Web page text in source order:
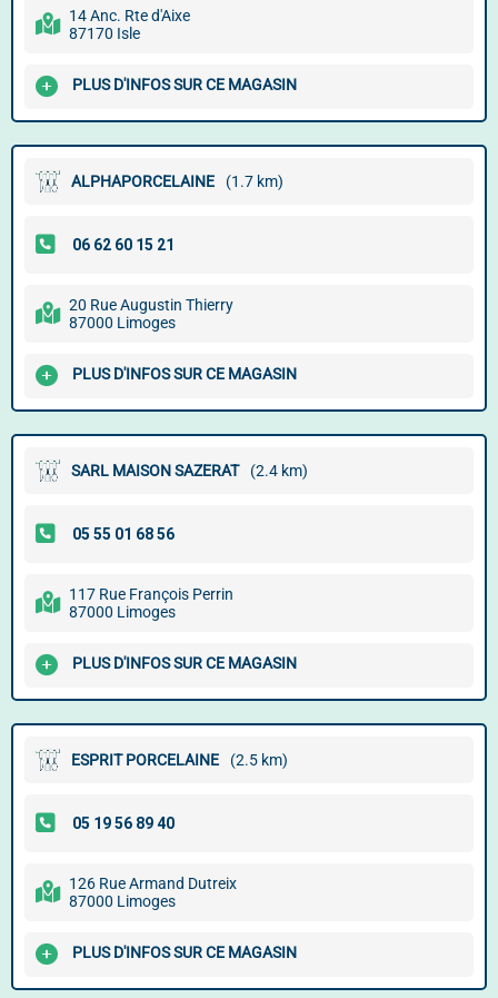
14 Anc. Rte d'Aixe
87170 Isle
PLUS D'INFOS SUR CE MAGASIN
ALPHAPORCELAINE (1.7 km)
20 Rue Augustin Thierry
87000 Limoges
PLUS D'INFOS SUR CE MAGASIN
SARL MAISON SAZERAT (2.4 km)
117 Rue François Perrin
87000 Limoges
PLUS D'INFOS SUR CE MAGASIN
ESPRIT PORCELAINE (2.5 km)
126 Rue Armand Dutreix
87000 Limoges
PLUS D'INFOS SUR CE MAGASIN